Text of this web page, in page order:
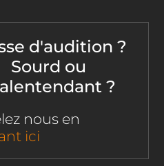
d'audition ?
Sourd ou
?
nous en
ici